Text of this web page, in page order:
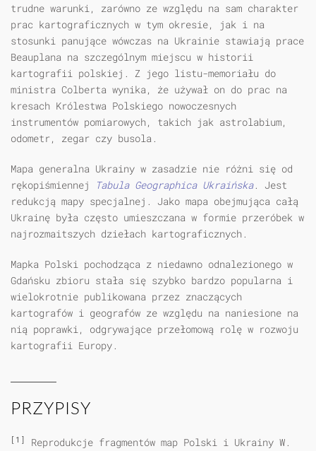
trudne warunki, zarówno ze względu na sam charakter
prac kartograficznych w tym okresie, jak i na
stosunki panujące wówczas na Ukrainie stawiają prace
Beauplana na szczególnym miejscu w historii
kartografii polskiej. Z jego listu-memoriału do
ministra Colberta wynika, że używał on do prac na
kresach Królestwa Polskiego nowoczesnych
instrumentów pomiarowych, takich jak astrolabium,
odometr, zegar czy busola.
Mapa generalna Ukrainy w zasadzie nie różni się od
rękopiśmiennej
Tabula Geographica Ukraińska. Jest
redukcją mapy specjalnej. Jako mapa obejmująca całą
Ukrainę była często umieszczana w formie przeróbek w
najrozmaitszych dziełach kartograficznych.
Mapka Polski pochodząca z niedawno odnalezionego w
Gdańsku zbioru stała się szybko bardzo popularna i
wielokrotnie publikowana przez znaczących
kartografów i geografów ze względu na naniesione na
nią poprawki, odgrywające przełomową rolę w rozwoju
kartografii Europy.
PRZYPISY
[1]
Reprodukcje fragmentów map Polski i Ukrainy W.